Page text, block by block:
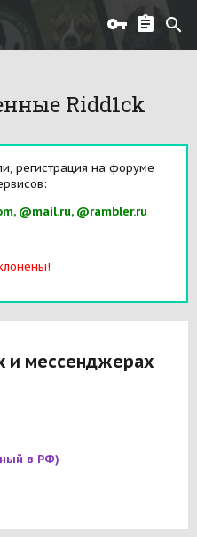
Ridd1ck
регистрация на форуме
@mail.ru, @rambler.ru
и мессенджерах
в РФ)